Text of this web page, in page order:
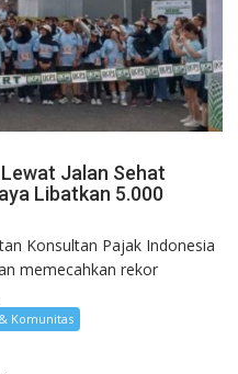
Jalan Sehat
Libatkan 5.000
Konsultan Pajak Indonesia
memecahkan rekor
Komunitas